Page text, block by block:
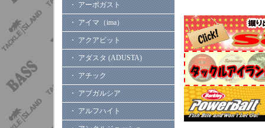
・ アーボガスト
・ アイマ（ima）
・ アクアビット
・ アダスタ (ADUSTA)
・ アチック
・ アブガルシア
・ アルフハイト